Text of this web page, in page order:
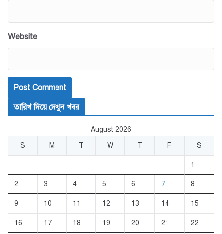
Website
তারিখ দিয়ে দেখুন খবর
August 2026
S
M T W T F S
1
2 3 4 5 6 7 8
9 10 11 12 13 14 15
16 17 18 19 20 21 22